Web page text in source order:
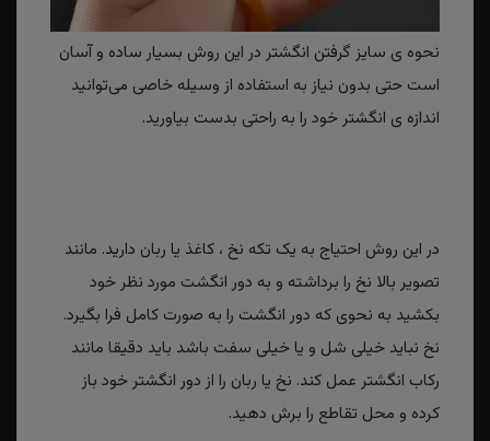
نحوه ی سایز گرفتن انگشتر در این روش بسیار ساده و آسان
است حتی بدون نیاز به استفاده از وسیله خاصی می‌توانید
اندازه ی انگشتر خود را به راحتی بدست بیاورید.
در این روش احتیاج به یک تکه نخ ، کاغذ یا ربان دارید. مانند
تصویر بالا نخ را برداشته و به دور انگشت مورد نظر خود
بکشید به نحوی که دور انگشت را به صورت کامل فرا بگیرد.
نخ نباید خیلی شل و یا خیلی سفت باشد باید دقیقا مانند
رکاب انگشتر عمل کند. نخ یا ربان را از دور انگشتر خود باز
کرده و محل تقاطع را برش دهید.